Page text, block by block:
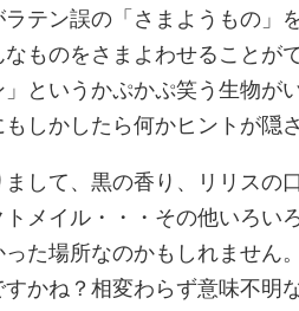
テン誤の「さまようもの」
ものをさまよわせることが
というかぷかぷ笑う生物が
しかしたら何かヒントが隠
して、黒の香り、リリスの
メイル・・・その他いろい
た場所なのかもしれません
かね？相変わらず意味不明